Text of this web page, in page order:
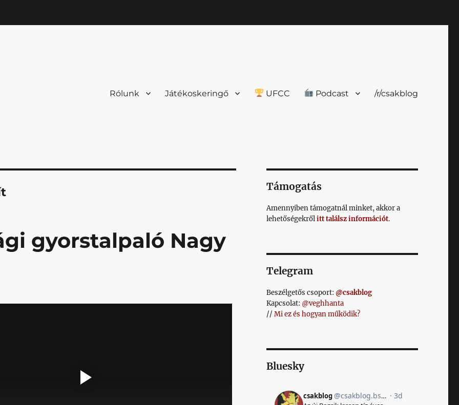
Rólunk Játékoskeringő UFCC Podcast /r/csakblog
gyorstalpaló Nagy
Támogatás
Amennyiben támogatnál minket, akkor a
lehetőségekrőlitt találsz információt.
Telegram
Beszélgetős csoport: @csakblog
Kapcsolat: @veghhanta
// Mi ez és hogyan működik?
Bluesky